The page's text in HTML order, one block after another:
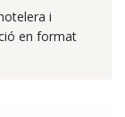
i
en format